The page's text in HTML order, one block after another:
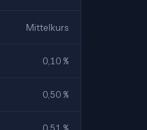
Mittelkurs
0,10 %
0,50 %